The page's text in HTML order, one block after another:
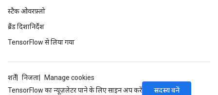
स्टैक ओवरफ़्लो
ब्रैंड दिशानिर्देश
TensorFlow से लिया गया
शर्तें निजता
Manage cookies
TensorFlow का न्यूज़लेटर पाने के लिए साइन अप करें
सदस्य बनें